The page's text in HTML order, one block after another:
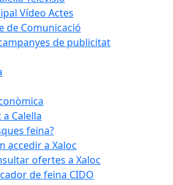
Vídeo Actes
de Comunicació
de publicitat
Calella
feina?
accedir a Xaloc
ofertes a Xaloc
de feina CIDO